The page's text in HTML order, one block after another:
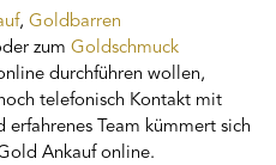
, Goldbarren
zum Goldschmuck
durchführen wollen,
telefonisch Kontakt mit
erfahrenes Team kümmert sich
Ankauf online.